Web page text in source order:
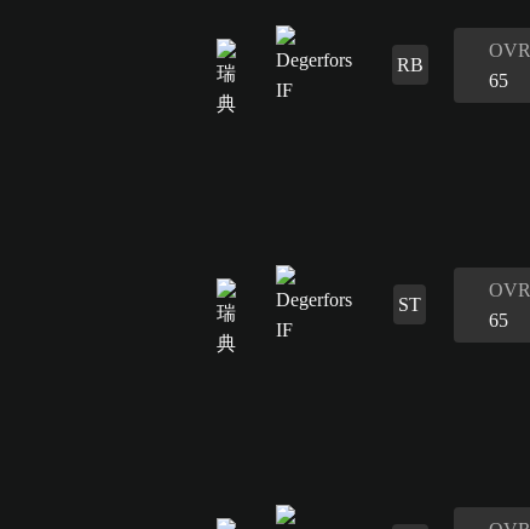
RB
OVR
65
ST
OVR
65